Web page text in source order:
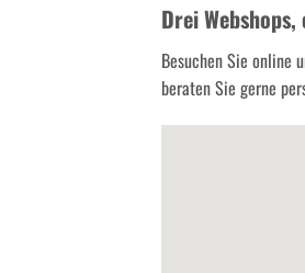
Drei
Besuchen Sie online
beraten Sie gerne